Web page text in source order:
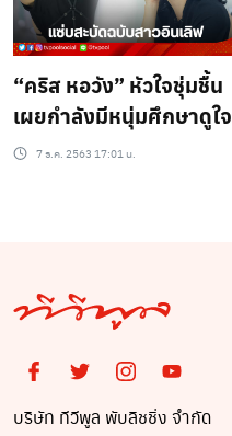
“คริส หอวัง” หัวใจชุ่มชื้น
เผยกำลังมีหนุ่มศึกษาดูใจ
7 ธ.ค. 2563 17:01 น.
บริษัท ทีวีพูล พับลิชชิ่ง จำกัด